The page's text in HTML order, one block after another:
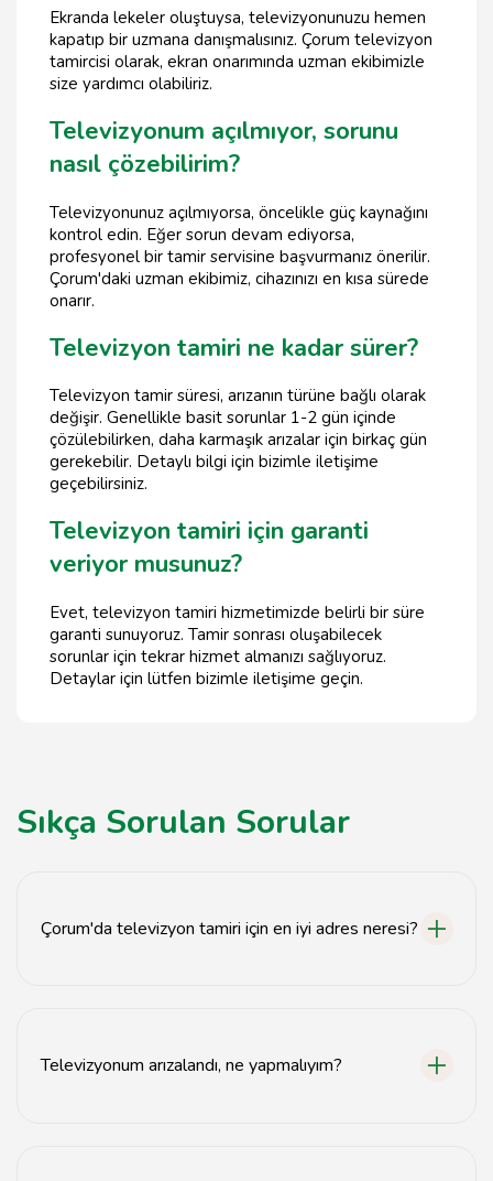
Ekranda lekeler oluştuysa, televizyonunuzu hemen
kapatıp bir uzmana danışmalısınız. Çorum televizyon
tamircisi olarak, ekran onarımında uzman ekibimizle
size yardımcı olabiliriz.
Televizyonum açılmıyor, sorunu
nasıl çözebilirim?
Televizyonunuz açılmıyorsa, öncelikle güç kaynağını
kontrol edin. Eğer sorun devam ediyorsa,
profesyonel bir tamir servisine başvurmanız önerilir.
Çorum'daki uzman ekibimiz, cihazınızı en kısa sürede
onarır.
Televizyon tamiri ne kadar sürer?
Televizyon tamir süresi, arızanın türüne bağlı olarak
değişir. Genellikle basit sorunlar 1-2 gün içinde
çözülebilirken, daha karmaşık arızalar için birkaç gün
gerekebilir. Detaylı bilgi için bizimle iletişime
geçebilirsiniz.
Televizyon tamiri için garanti
veriyor musunuz?
Evet, televizyon tamiri hizmetimizde belirli bir süre
garanti sunuyoruz. Tamir sonrası oluşabilecek
sorunlar için tekrar hizmet almanızı sağlıyoruz.
Detaylar için lütfen bizimle iletişime geçin.
Sıkça Sorulan Sorular
Çorum'da televizyon tamiri için en iyi adres neresi?
Televizyonum arızalandı, ne yapmalıyım?